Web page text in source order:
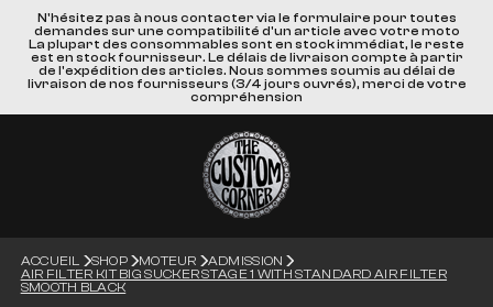
N'hésitez pas à nous contacter via le formulaire pour toutes
demandes sur une compatibilité d'un article avec votre moto
La plupart des consommables sont en stock immédiat, le reste
est en stock fournisseur. Le délais de livraison compte à partir
de l'expédition des articles. Nous sommes soumis au délai de
livraison de nos fournisseurs (3/4 jours ouvrés), merci de votre
compréhension
ACCUEIL SHOP MOTEUR
ADMISSION
AIR FILTER KIT BIG SUCKER STAGE 1 WITH STANDARD AIR FILTER
SMOOTH BLACK